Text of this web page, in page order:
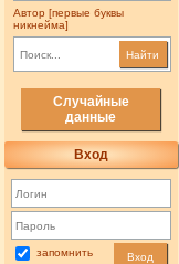
Автор [первые буквы
никнейма]
Найти
Случайные
данные
Вход
запомнить Вход